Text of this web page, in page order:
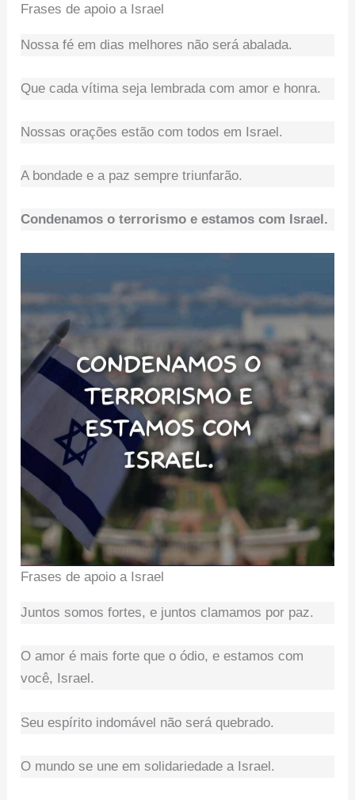
Frases de apoio a Israel
Nossa fé em dias melhores não será abalada.
Que cada vítima seja lembrada com amor e honra.
Nossas orações estão com todos em Israel.
A bondade e a paz sempre triunfarão.
Condenamos o terrorismo e estamos com Israel.
Frases de apoio a Israel
Juntos somos fortes, e juntos clamamos por paz.
O amor é mais forte que o ódio, e estamos com
você, Israel.
Seu espírito indomável não será quebrado.
O mundo se une em solidariedade a Israel.